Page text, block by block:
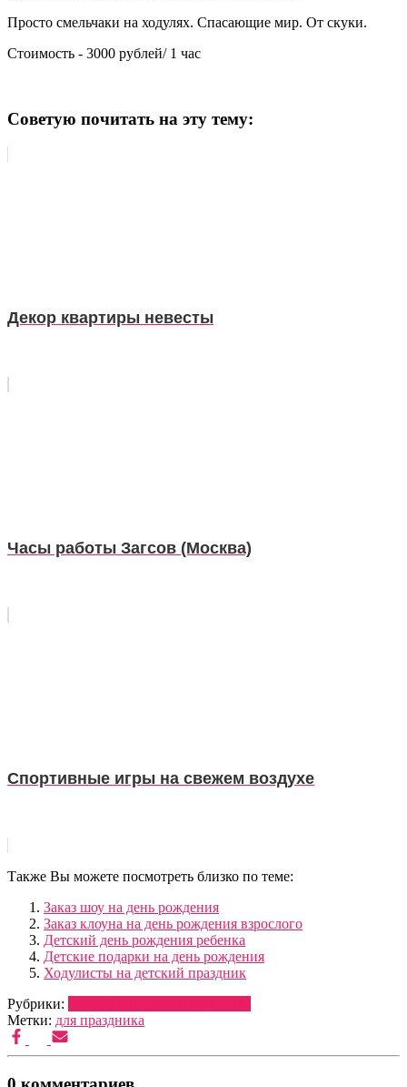
Просто смельчаки на ходулях. Спасающие мир. От скуки.
Стоимость - 3000 рублей/ 1 час
Советую почитать на эту тему:
Декор квартиры невесты
Часы работы Загсов (Москва)
Спортивные игры на свежем воздухе
Также Вы можете посмотреть близко по теме:
Заказ шоу на день рождения
Заказ клоуна на день рождения взрослого
Детский день рождения ребенка
Детские подарки на день рождения
Ходулисты на детский праздник
Рубрики:
Метки: для праздника